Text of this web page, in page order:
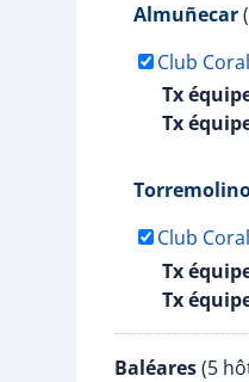
Almuñecar(
Club
Tx
Tx
Club
Tx
Tx
Baléares(5